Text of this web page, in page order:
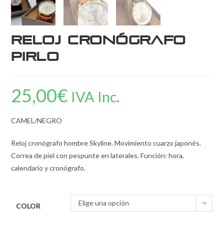
Reloj cronógrafo
Pirlo
25,00€ IVA Inc.
CAMEL/NEGRO
Reloj cronógrafo hombre Skyline. Movimiento cuarzo japonés.
Correa de piel con pespunte en laterales. Función: hora,
calendario y cronógrafo.
COLOR Elige una opción